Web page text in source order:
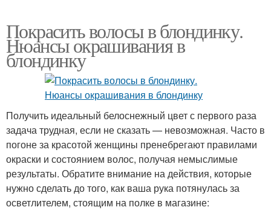
Покрасить волосы в блондинку.
Нюансы окрашивания в
блондинку
Получить идеальный белоснежный цвет с первого раза
задача трудная, если не сказать — невозможная. Часто в
погоне за красотой женщины пренебрегают правилами
окраски и состоянием волос, получая немыслимые
результаты. Обратите внимание на действия, которые
нужно сделать до того, как ваша рука потянулась за
осветлителем, стоящим на полке в магазине: